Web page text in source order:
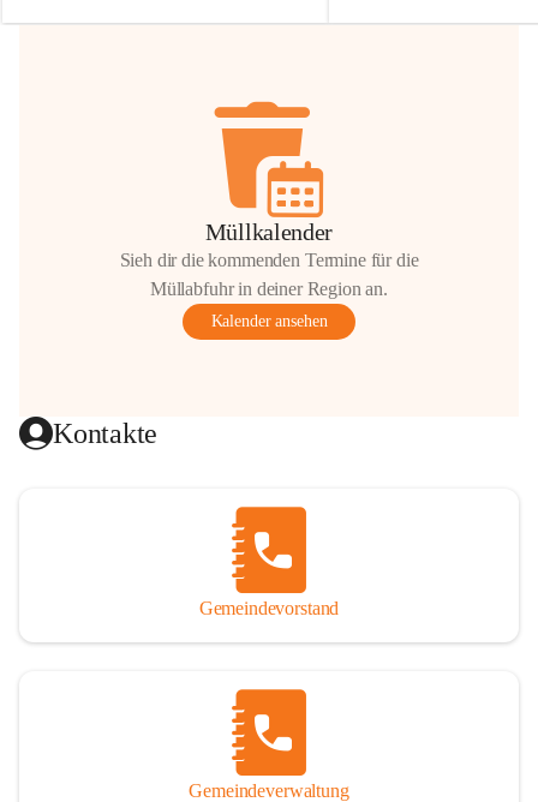
Hilfsbereitschaft!
Müllkalender
Sieh dir die kommenden Termine für die
Müllabfuhr in deiner Region an.
Kalender ansehen
Kontakte
Gemeindevorstand
Gemeindeverwaltung